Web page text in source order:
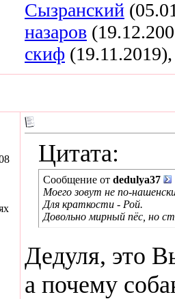
Сызранский
назаров
скиф
Цитата:
Сообщение от dedulya37
Моего зовут не по-
Для краткости - Рой.
Довольно мирный пёс, но
Дедуля, это
а почему